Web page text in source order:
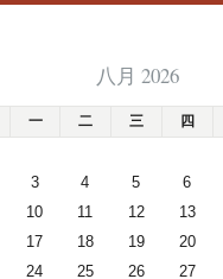
八月 2026
一 二 三 四
3
4 5 6
10
11 12 13
17
18 19 20
24
25 26 27